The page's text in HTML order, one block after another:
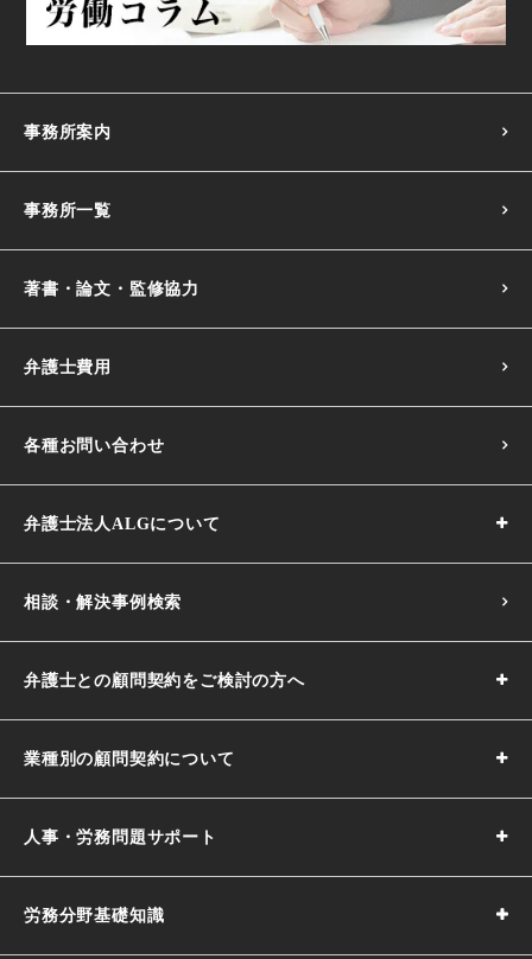
事務所案内
事務所一覧
著書・論文・監修協力
弁護士費用
各種お問い合わせ
弁護士法人ALGについて
相談・解決事例検索
弁護士との顧問契約をご検討の方へ
業種別の顧問契約について
人事・労務問題サポート
労務分野基礎知識